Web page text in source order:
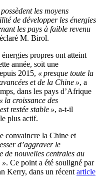
les moyens
de développer les énergies
les pays à faible revenu
M. Birol.
propres ont atteint
année, soit une
2015, « presque toute la
et de la Chine », a
dans les pays d’Afrique
« la croissance des
restée stable », a-t-il
plus actif.
convaincre la Chine et
d’aggraver le
de nouvelles centrales au
». Ce point a été souligné par
Kerry, dans un récent article